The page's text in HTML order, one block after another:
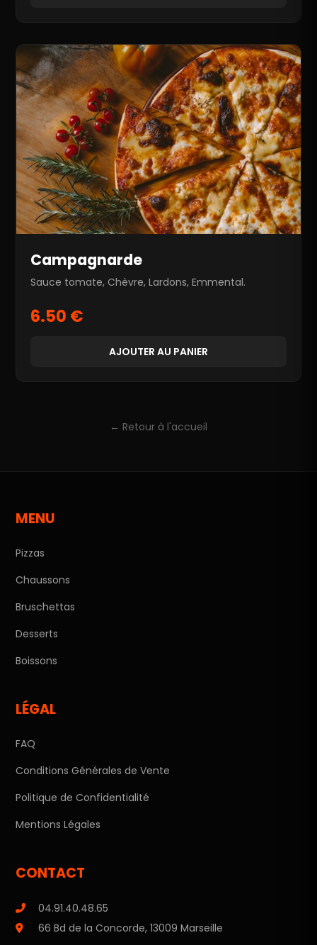
Campagnarde
Sauce tomate, Chèvre, Lardons, Emmental.
6.50 €
AJOUTER AU PANIER
← Retour à l'accueil
MENU
Pizzas
Chaussons
Bruschettas
Desserts
Boissons
LÉGAL
FAQ
Conditions Générales de Vente
Politique de Confidentialité
Mentions Légales
CONTACT
04.91.40.48.65
66 Bd de la Concorde, 13009 Marseille